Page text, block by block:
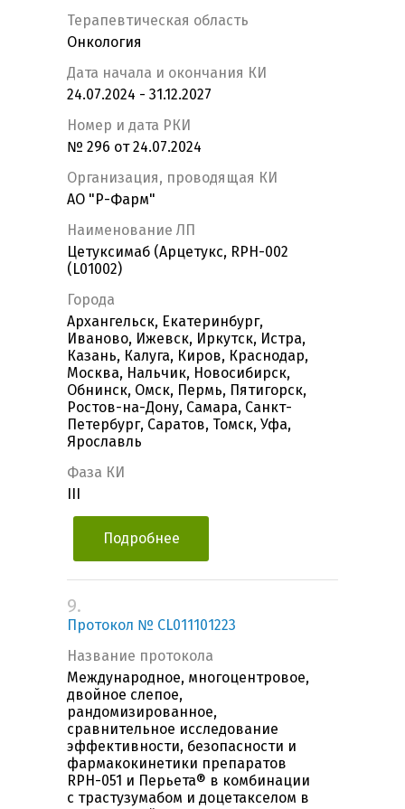
Терапевтическая область
Онкология
Дата начала и окончания КИ
24.07.2024 - 31.12.2027
Номер и дата РКИ
№ 296 от 24.07.2024
Организация, проводящая КИ
АО "Р-Фарм"
Наименование ЛП
Цетуксимаб (Арцетукс, RPH-002
(L01002)
Города
Архангельск, Екатеринбург,
Иваново, Ижевск, Иркутск, Истра,
Казань, Калуга, Киров, Краснодар,
Москва, Нальчик, Новосибирск,
Обнинск, Омск, Пермь, Пятигорск,
Ростов-на-Дону, Самара, Санкт-
Петербург, Саратов, Томск, Уфа,
Ярославль
Фаза КИ
Подробнее
9.
Протокол № CL011101223
Название протокола
Международное, многоцентровое,
двойное слепое,
рандомизированное,
сравнительное исследование
эффективности, безопасности и
фармакокинетики препаратов
RPH-051 и Перьета® в комбинации
с трастузумабом и доцетакселом в